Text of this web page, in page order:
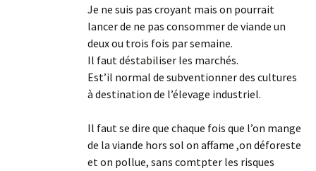
Je ne suis pas croyant mais on pourrait
lancer de ne pas consommer de viande un
deux ou trois fois par semaine.
Il faut déstabiliser les marchés.
Est’il normal de subventionner des cultures
à destination de l’élevage industriel.
Il faut se dire que chaque fois que l’on mange
de la viande hors sol on affame ,on déforeste
et on pollue, sans comtpter les risques